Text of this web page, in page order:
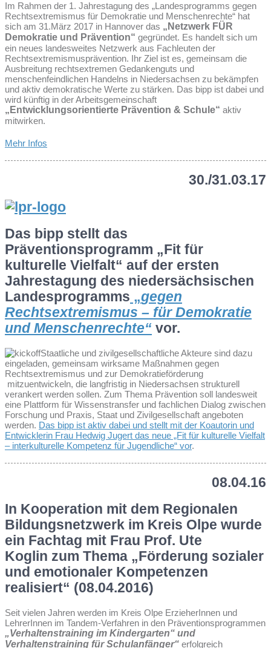
Im Rahmen der 1. Jahrestagung des „Landesprogramms gegen
Rechtsextremismus für Demokratie und Menschenrechte“ hat
sich am 31.März 2017 in Hannover das „Netzwerk FÜR
Demokratie und Prävention“ gegründet. Es handelt sich um
ein neues landesweites Netzwerk aus Fachleuten der
Rechtsextremismusprävention. Ihr Ziel ist es, gemeinsam die
Ausbreitung rechtsextremen Gedankenguts und
menschenfeindlichen Handelns in Niedersachsen zu bekämpfen
und aktiv demokratische Werte zu stärken. Das bipp ist dabei und
wird künftig in der Arbeitsgemeinschaft
„Entwicklungsorientierte Prävention & Schule“ aktiv
mitwirken.
Mehr Infos
30./31.03.17
Das bipp stellt das
Präventionsprogramm „Fit für
kulturelle Vielfalt“ auf der ersten
Jahrestagung des niedersächsischen
Landesprogramms „gegen
Rechtsextremismus – für Demokratie
und Menschenrechte“ vor.
Staatliche und zivilgesellschaftliche Akteure sind dazu
eingeladen, gemeinsam wirksame Maßnahmen gegen
Rechtsextremismus und zur Demokratieförderung
mitzuentwickeln, die langfristig in Niedersachsen strukturell
verankert werden sollen. Zum Thema Prävention soll landesweit
eine Plattform für Wissenstransfer und fachlichen Dialog zwischen
Forschung und Praxis, Staat und Zivilgesellschaft angeboten
werden. Das bipp ist aktiv dabei und stellt mit der Koautorin und
Entwicklerin Frau Hedwig Jugert das neue „Fit für kulturelle Vielfalt
– interkulturelle Kompetenz für Jugendliche“ vor.
08.04.16
In Kooperation mit dem Regionalen
Bildungsnetzwerk im Kreis Olpe wurde
ein Fachtag mit Frau Prof. Ute
Koglin zum Thema „Förderung sozialer
und emotionaler Kompetenzen
realisiert“ (08.04.2016)
Seit vielen Jahren werden im Kreis Olpe ErzieherInnen und
LehrerInnen im Tandem-Verfahren in den Präventionsprogrammen
„Verhaltenstraining im Kindergarten“ und
Verhaltenstraining für Schulanfänger“ erfolgreich